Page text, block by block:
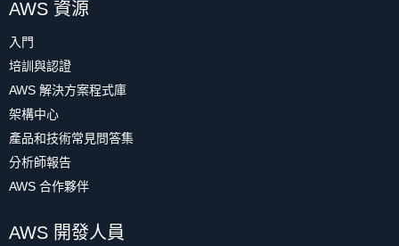
AWS 資源
入門
培訓與認證
AWS 解決方案程式庫
架構中心
產品和技術常見問答集
分析師報告
AWS 合作夥伴
AWS 開發人員